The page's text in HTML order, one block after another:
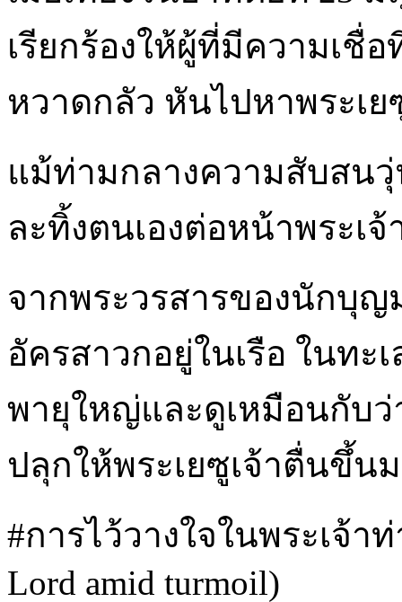
เรียกร้องให้ผู้ที่มีความเชื่
หวาดกลัว หันไปหาพระเ
แม้ท่ามกลางความสับสน
ละทิ้งตนเองต่อหน้าพระเ
จากพระวรสารของนักบุญ
อัครสาวกอยู่ในเรือ ในทะ
พายุใหญ่และดูเหมือนกับว่
ปลุกให้พระเยซูเจ้าตื่นขึ้น
#การไว้วางใจในพระเจ้า
Lord amid turmoil)